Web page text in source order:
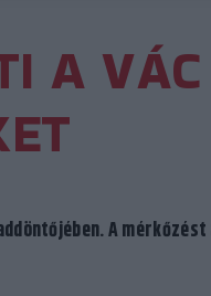
A
A